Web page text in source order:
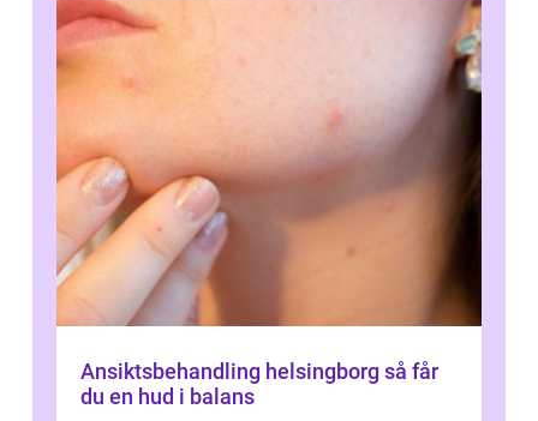
Ansiktsbehandling helsingborg så får
du en hud i balans